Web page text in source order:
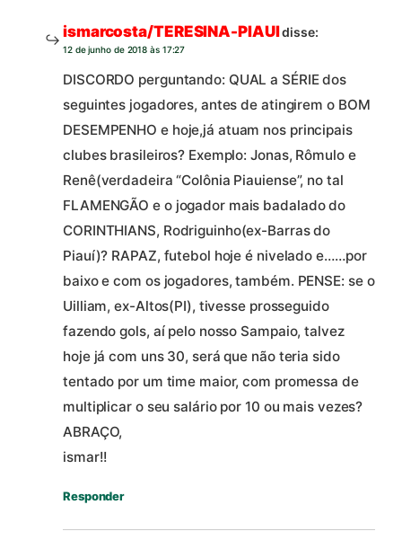
ismarcosta/TERESINA-PIAUIdisse:
12 de junho de 2018 às 17:27
DISCORDO perguntando: QUAL a SÉRIE dos
seguintes jogadores, antes de atingirem o BOM
DESEMPENHO e hoje,já atuam nos principais
clubes brasileiros? Exemplo: Jonas, Rômulo e
Renê(verdadeira “Colônia Piauiense”, no tal
FLAMENGÃO e o jogador mais badalado do
CORINTHIANS, Rodriguinho(ex-Barras do
Piauí)? RAPAZ, futebol hoje é nivelado e……por
baixo e com os jogadores, também. PENSE: se o
Uilliam, ex-Altos(PI), tivesse prosseguido
fazendo gols, aí pelo nosso Sampaio, talvez
hoje já com uns 30, será que não teria sido
tentado por um time maior, com promessa de
multiplicar o seu salário por 10 ou mais vezes?
ABRAÇO,
ismar!!
Responder